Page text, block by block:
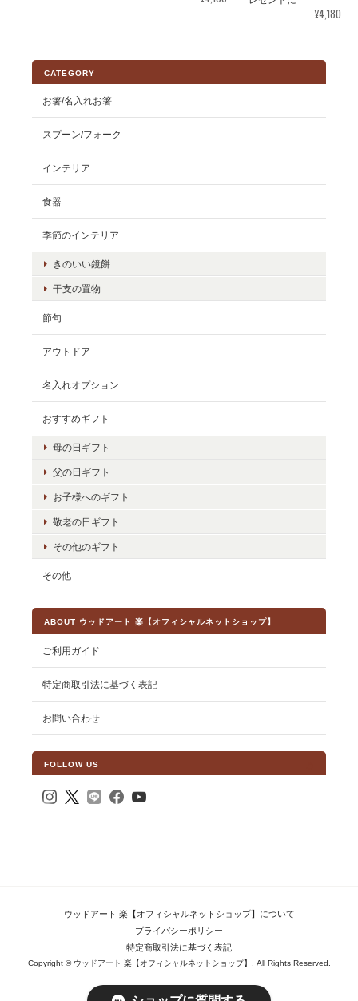
¥4,180
CATEGORY
お箸/名入れお箸
スプーン/フォーク
インテリア
食器
季節のインテリア
きのいい鏡餅
干支の置物
節句
アウトドア
名入れオプション
おすすめギフト
母の日ギフト
父の日ギフト
お子様へのギフト
敬老の日ギフト
その他のギフト
その他
ABOUT ウッドアート 楽【オフィシャルネットショップ】
ご利用ガイド
特定商取引法に基づく表記
お問い合わせ
FOLLOW US
ウッドアート 楽【オフィシャルネットショップ】について
プライバシーポリシー
特定商取引法に基づく表記
Copyright © ウッドアート 楽【オフィシャルネットショップ】. All Rights Reserved.